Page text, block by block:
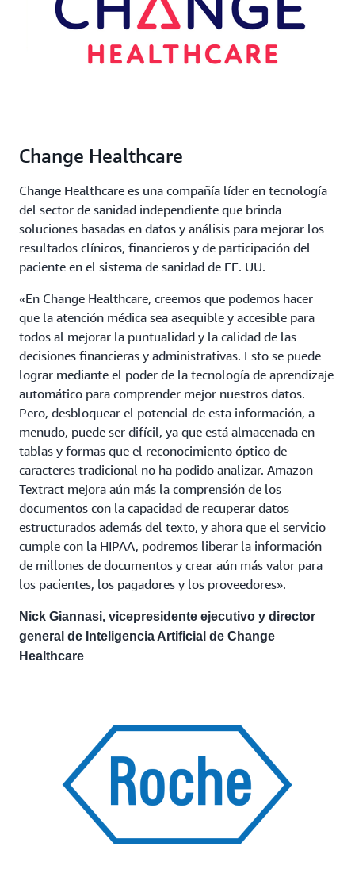
Change Healthcare
Change Healthcare es una compañía líder en tecnología
del sector de sanidad independiente que brinda
soluciones basadas en datos y análisis para mejorar los
resultados clínicos, financieros y de participación del
paciente en el sistema de sanidad de EE. UU.
«En Change Healthcare, creemos que podemos hacer
que la atención médica sea asequible y accesible para
todos al mejorar la puntualidad y la calidad de las
decisiones financieras y administrativas. Esto se puede
lograr mediante el poder de la tecnología de aprendizaje
automático para comprender mejor nuestros datos.
Pero, desbloquear el potencial de esta información, a
menudo, puede ser difícil, ya que está almacenada en
tablas y formas que el reconocimiento óptico de
caracteres tradicional no ha podido analizar. Amazon
Textract mejora aún más la comprensión de los
documentos con la capacidad de recuperar datos
estructurados además del texto, y ahora que el servicio
cumple con la HIPAA, podremos liberar la información
de millones de documentos y crear aún más valor para
los pacientes, los pagadores y los proveedores».
Nick Giannasi, vicepresidente ejecutivo y director
general de Inteligencia Artificial de Change
Healthcare